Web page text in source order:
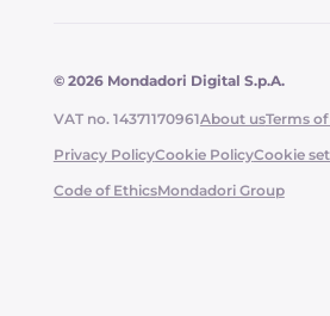
© 2026 Mondadori Digital S.p.A.
VAT no. 14371170961About usTerms of
Privacy PolicyCookie PolicyCookie
Code of EthicsMondadori Group